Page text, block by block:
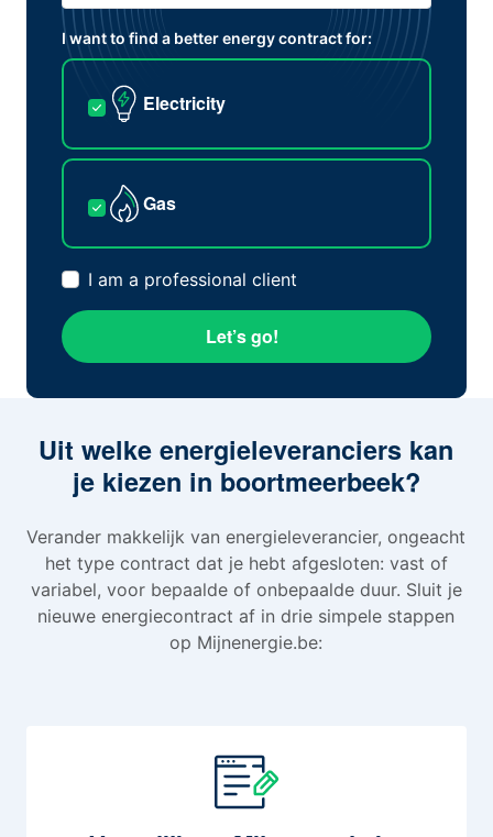
I want to find a better energy contract for:
Electricity
Gas
I am a professional client
Let’s go!
Uit welke energieleveranciers kan
je kiezen in boortmeerbeek?
Verander makkelijk van energieleverancier, ongeacht
het type contract dat je hebt afgesloten: vast of
variabel, voor bepaalde of onbepaalde duur. Sluit je
nieuwe energiecontract af in drie simpele stappen
op Mijnenergie.be: